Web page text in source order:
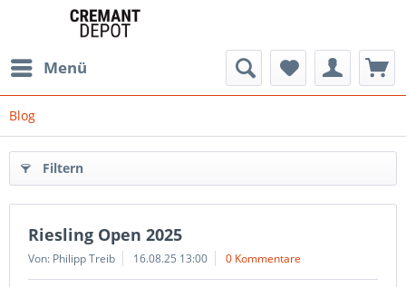
Menü
Blog
Filtern
Riesling Open 2025
Von: Philipp Treib 16.08.25 13:00 0 Kommentare